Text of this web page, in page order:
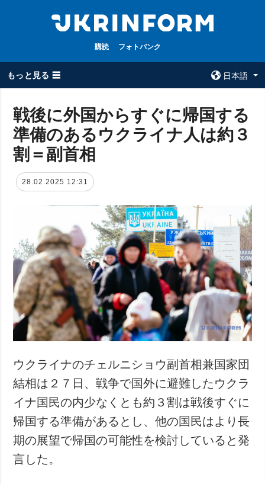
購読 フォトバンク
もっと見る ☰
日本語
全てのトピック
戦争
政治
経済・復興
防衛
社会・文化
スポーツ
犯罪
事故・緊急事態
ウクルインフォ
ルム
追加
特集
インタビュー
写真
動画
サービス
購読
フォトバンク
戦後に外国からすぐに帰国する
準備のあるウクライナ人は約３
割＝副首相
28.02.2025 12:31
ウクライナのチェルニショウ副首相兼国家団
結相は２７日、戦争で国外に避難したウクラ
イナ国民の内少なくとも約３割は戦後すぐに
帰国する準備があるとし、他の国民はより長
期の展望で帰国の可能性を検討していると発
言した。